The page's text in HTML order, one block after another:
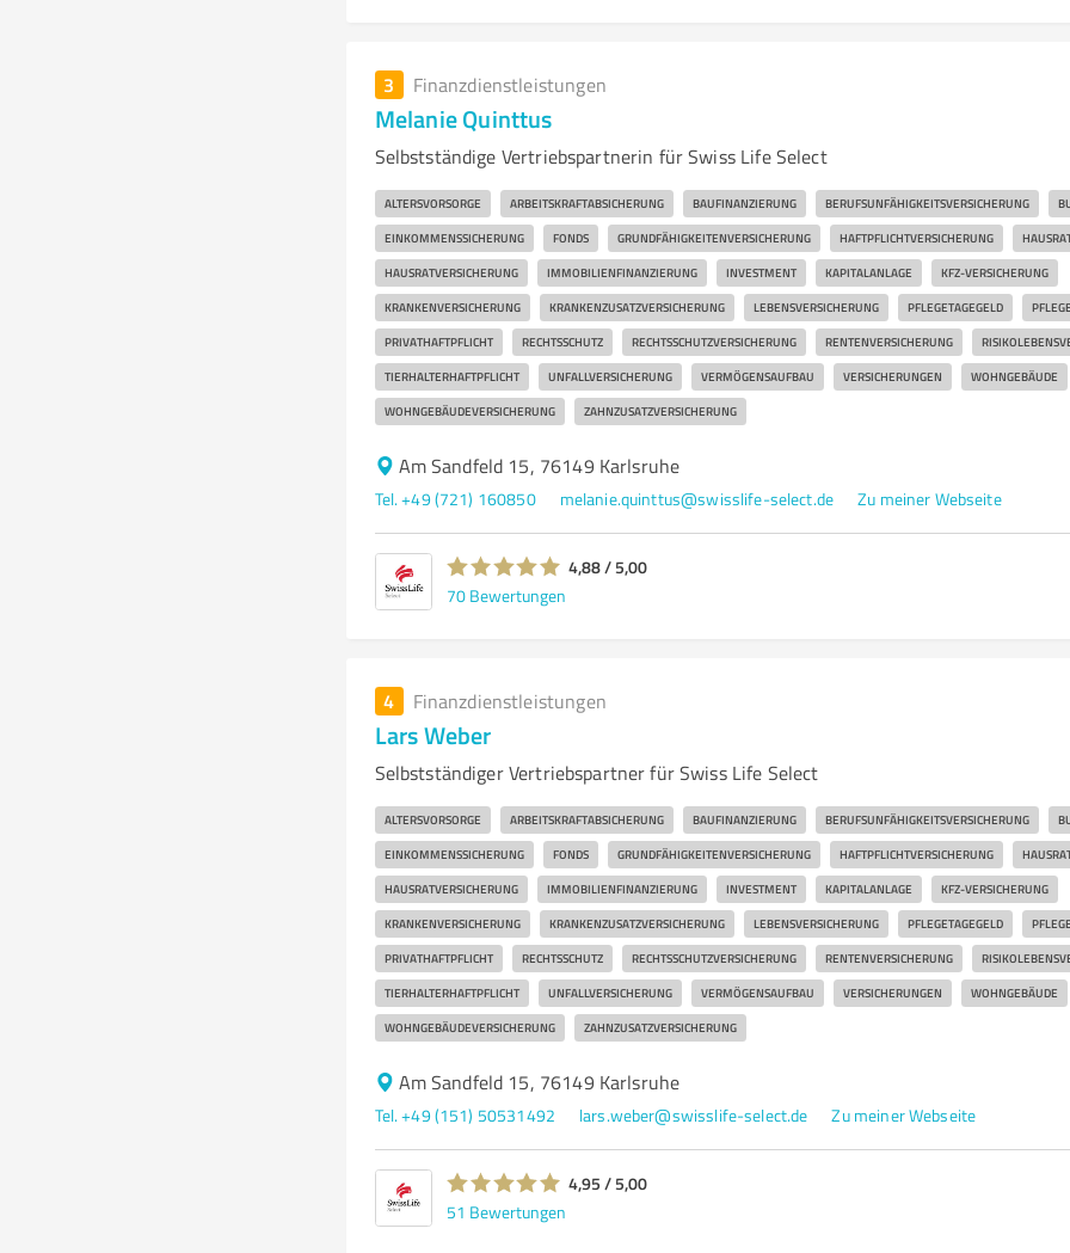
3 Finanzdienstleistungen
Melanie Quinttus
Selbstständige Vertriebspartnerin für Swiss Life Select
ALTERSVORSORGE ARBEITSKRAFTABSICHERUNG BAUFINANZIERUNG BERUFSUNFÄHIGKEITSVERSICHERUNG
EINKOMMENSSICHERUNG FONDS GRUNDFÄHIGKEITENVERSICHERUNG HAFTPFLICHTVERSICHERUNG
HAUSRATVERSICHERUNG IMMOBILIENFINANZIERUNG INVESTMENT KAPITALANLAGE KFZ-VERSICHERUNG
KRANKENVERSICHERUNG KRANKENZUSATZVERSICHERUNG LEBENSVERSICHERUNG PFLEGETAGEGELD
PRIVATHAFTPFLICHT RECHTSSCHUTZ RECHTSSCHUTZVERSICHERUNG RENTENVERSICHERUNG
TIERHALTERHAFTPFLICHT UNFALLVERSICHERUNG VERMÖGENSAUFBAU VERSICHERUNGEN WOHNGEBÄUDE
WOHNGEBÄUDEVERSICHERUNG ZAHNZUSATZVERSICHERUNG
Am Sandfeld 15, 76149 Karlsruhe
Tel. +49 (721) 160850 melanie.quinttus@swisslife-select.de Zu meiner Webseite
4,88 / 5,00
70 Bewertungen
4 Finanzdienstleistungen
Lars Weber
Selbstständiger Vertriebspartner für Swiss Life Select
ALTERSVORSORGE ARBEITSKRAFTABSICHERUNG BAUFINANZIERUNG BERUFSUNFÄHIGKEITSVERSICHERUNG
EINKOMMENSSICHERUNG FONDS GRUNDFÄHIGKEITENVERSICHERUNG HAFTPFLICHTVERSICHERUNG
HAUSRATVERSICHERUNG IMMOBILIENFINANZIERUNG INVESTMENT KAPITALANLAGE KFZ-VERSICHERUNG
KRANKENVERSICHERUNG KRANKENZUSATZVERSICHERUNG LEBENSVERSICHERUNG PFLEGETAGEGELD
PRIVATHAFTPFLICHT RECHTSSCHUTZ RECHTSSCHUTZVERSICHERUNG RENTENVERSICHERUNG
TIERHALTERHAFTPFLICHT UNFALLVERSICHERUNG VERMÖGENSAUFBAU VERSICHERUNGEN WOHNGEBÄUDE
WOHNGEBÄUDEVERSICHERUNG ZAHNZUSATZVERSICHERUNG
Am Sandfeld 15, 76149 Karlsruhe
Tel. +49 (151) 50531492 lars.weber@swisslife-select.de Zu meiner Webseite
4,95 / 5,00
51 Bewertungen